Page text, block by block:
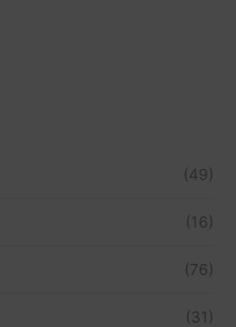
(49)
(16)
(76)
(31)